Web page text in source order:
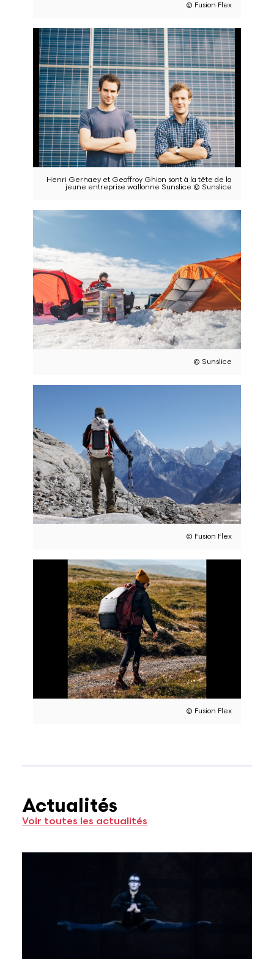
© Fusion Flex
Henri Gernaey et Geoffroy Ghion sont à la tête de la
jeune entreprise wallonne Sunslice © Sunslice
© Sunslice
© Fusion Flex
© Fusion Flex
Actualités
Voir toutes les actualités